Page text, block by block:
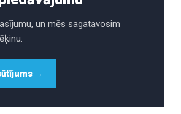
un mēs sagatavosim
→